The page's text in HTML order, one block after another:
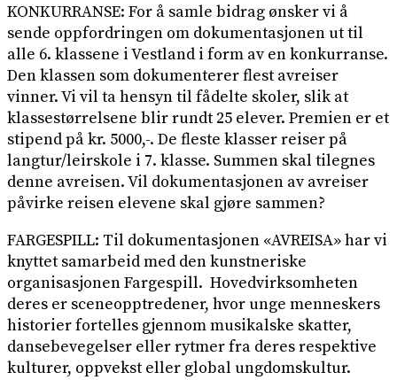
KONKURRANSE: For å samle bidrag ønsker vi å
sende oppfordringen om dokumentasjonen ut til
alle 6. klassene i Vestland i form av en konkurranse.
Den klassen som dokumenterer flest avreiser
vinner. Vi vil ta hensyn til fådelte skoler, slik at
klassestørrelsene blir rundt 25 elever. Premien er et
stipend på kr. 5000,-. De fleste klasser reiser på
langtur/leirskole i 7. klasse. Summen skal tilegnes
denne avreisen. Vil dokumentasjonen av avreiser
påvirke reisen elevene skal gjøre sammen?
FARGESPILL: Til dokumentasjonen «AVREISA» har vi
knyttet samarbeid med den kunstneriske
organisasjonen Fargespill. Hovedvirksomheten
deres er sceneopptredener, hvor unge menneskers
historier fortelles gjennom musikalske skatter,
dansebevegelser eller rytmer fra deres respektive
kulturer, oppvekst eller global ungdomskultur.